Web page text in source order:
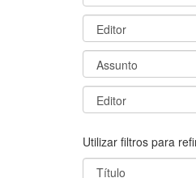
Utilizar filtros para